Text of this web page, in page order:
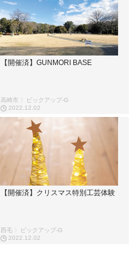
【開催済】GUNMORI BASE
高崎市 〉ピックアップ-G
2022.12.02
【開催済】クリスマス特別工芸体験
西毛 〉ピックアップ-G
2022.12.02